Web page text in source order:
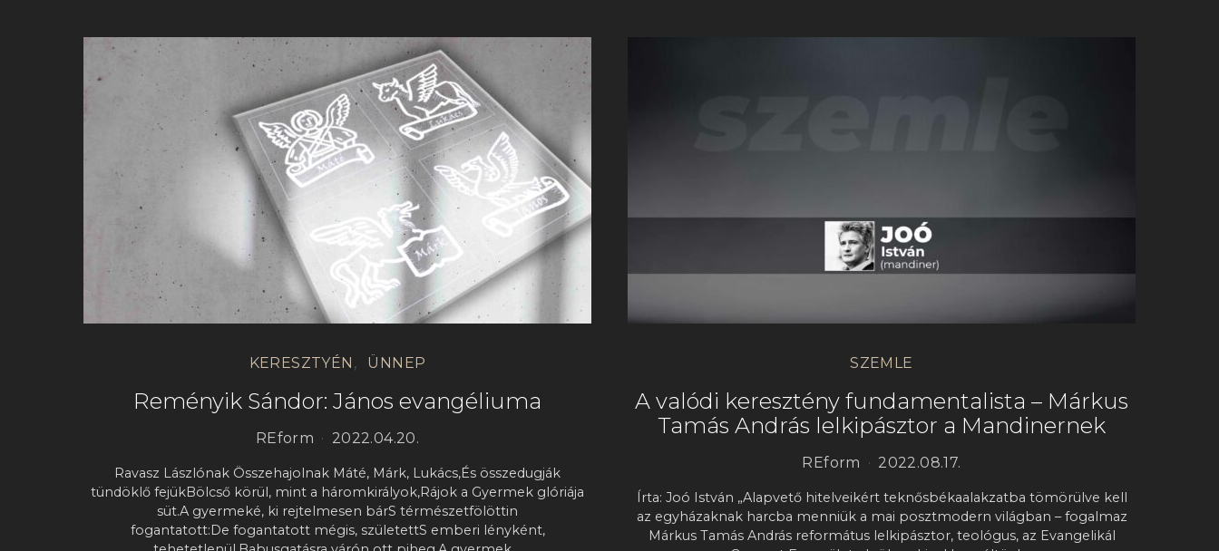
KERESZTYÉN ÜNNEP
Reményik Sándor: János evangéliuma
REform 2022.04.20.
Ravasz Lászlónak Összehajolnak Máté, Márk, Lukács,És összedugják
tündöklő fejükBölcső körül, mint a háromkirályok,Rájok a Gyermek glóriája
süt.A gyermeké, ki rejtelmesen bárS térmészetfölöttin
fogantatott:De fogantatott mégis, születettS emberi lényként,
SZEMLE
A valódi keresztény fundamentalista – Márkus
Tamás András lelkipásztor a Mandinernek
REform 2022.08.17.
Írta: Joó István „Alapvető hitelveikért teknősbékaalakzatba tömörülve kell
az egyházaknak harcba menniük a mai posztmodern világban – fogalmaz
Márkus Tamás András református lelkipásztor, teológus, az Evangelikál